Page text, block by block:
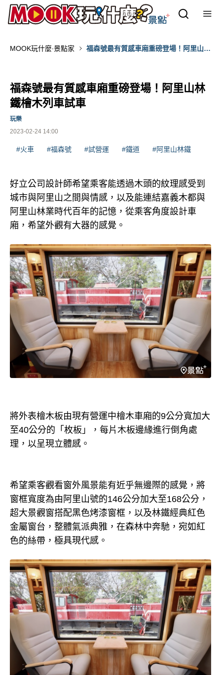
MOOK玩什麼‧景點家
福森號最有質感車廂重磅登場！阿里山林
福森號最有質感車廂重磅登場！阿里山林
鐵檜木列車試車
2023-02-24 14:00
玩樂
#火車 #福森號 #試營運 #鐵道 #阿里山林鐵
好立公司設計師希望乘客能透過木頭的紋理感受到
城市與阿里山之間與情感，以及能連結嘉義木都與
阿里山林業時代百年的記憶，從乘客角度設計車
廂，希望外觀有大器的感覺。
將外表檜木板由現有營運中檜木車廂的9公分寬加大
至40公分的「枚板」，每片木板邊緣進行倒角處
理，以呈現立體感。
希望乘客觀看窗外風景能有近乎無邊際的感覺，將
窗框寬度為由阿里山號的146公分加大至168公分，
超大景觀窗搭配黑色烤漆窗框，以及林鐵經典紅色
金屬窗台，整體氣派典雅，在森林中奔馳，宛如紅
色的絲帶，極具現代感。